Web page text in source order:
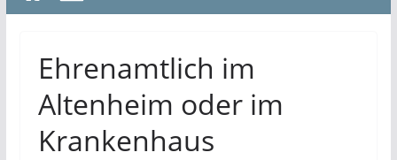
Ehrenamtlich im
Altenheim oder im
Krankenhaus